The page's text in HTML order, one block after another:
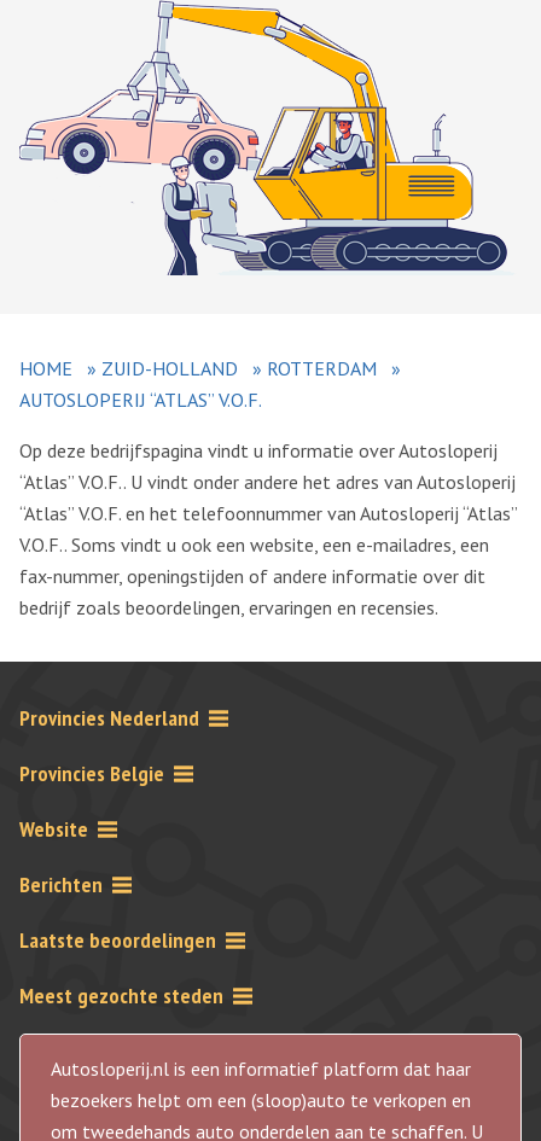
HOME » ZUID-HOLLAND » ROTTERDAM
»
AUTOSLOPERIJ “ATLAS” V.O.F.
Op deze bedrijfspagina vindt u informatie over Autosloperij
“Atlas” V.O.F.. U vindt onder andere het adres van Autosloperij
“Atlas” V.O.F. en het telefoonnummer van Autosloperij “Atlas”
V.O.F.. Soms vindt u ook een website, een e-mailadres, een
fax-nummer, openingstijden of andere informatie over dit
bedrijf zoals beoordelingen, ervaringen en recensies.
Provincies Nederland
Provincies Belgie
Website
Berichten
Laatste beoordelingen
Meest gezochte steden
Autosloperij.nl is een informatief platform dat haar
bezoekers helpt om een (sloop)auto te verkopen en
om tweedehands auto onderdelen aan te schaffen. U